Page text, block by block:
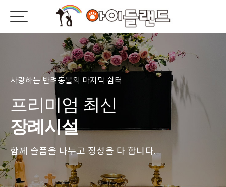
사랑하는 반려동물의 마지막 쉼터
프리미엄 최신
장례시설
함께 슬픔을 나누고 정성을 다 합니다.